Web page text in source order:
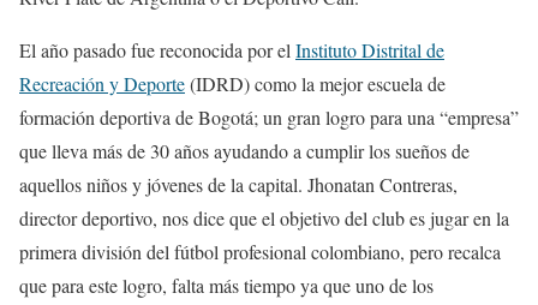
El año pasado fue reconocida por el Instituto Distrital de
Recreación y Deporte(IDRD) como la mejor escuela de
formación deportiva de Bogotá; un gran logro para una “empresa”
que lleva más de 30 años ayudando a cumplir los sueños de
aquellos niños y jóvenes de la capital. Jhonatan Contreras,
director deportivo, nos dice que el objetivo del club es jugar en la
primera división del fútbol profesional colombiano, pero recalca
que para este logro, falta más tiempo ya que uno de los